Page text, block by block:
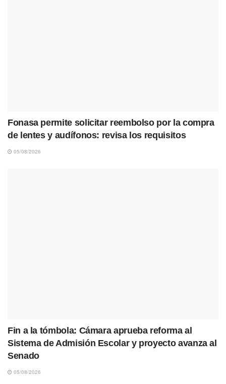
Fonasa permite solicitar reembolso por la compra
de lentes y audífonos: revisa los requisitos
05/08/2026
Fin a la tómbola: Cámara aprueba reforma al
Sistema de Admisión Escolar y proyecto avanza al
Senado
05/08/2026